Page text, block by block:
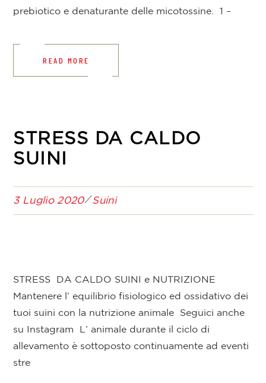
prebiotico e denaturante delle micotossine. 1 –
READ MORE
STRESS DA CALDO
SUINI
3 Luglio 2020 Suini
STRESS DA CALDO SUINI e NUTRIZIONE
Mantenere l’ equilibrio fisiologico ed ossidativo dei
tuoi suini con la nutrizione animale Seguici anche
su Instagram L’ animale durante il ciclo di
allevamento è sottoposto continuamente ad eventi
stre